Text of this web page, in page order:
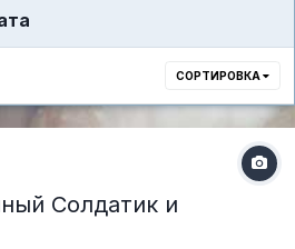
СОРТИРОВКА
Солдатик и